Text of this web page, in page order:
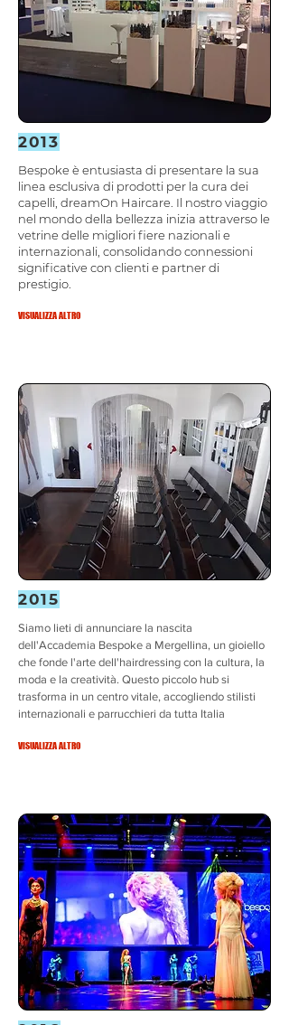
2013
Bespoke è entusiasta di presentare la sua
linea esclusiva di prodotti per la cura dei
capelli, dreamOn Haircare. Il nostro viaggio
nel mondo della bellezza inizia attraverso le
vetrine delle migliori fiere nazionali e
internazionali, consolidando connessioni
significative con clienti e partner di
prestigio.
VISUALIZZA ALTRO
2015
Siamo lieti di annunciare la nascita
dell'Accademia Bespoke a Mergellina, un gioiello
che fonde l'arte dell'hairdressing con la cultura, la
moda e la creatività. Questo piccolo hub si
trasforma in un centro vitale, accogliendo stilisti
internazionali e parrucchieri da tutta Italia
VISUALIZZA ALTRO